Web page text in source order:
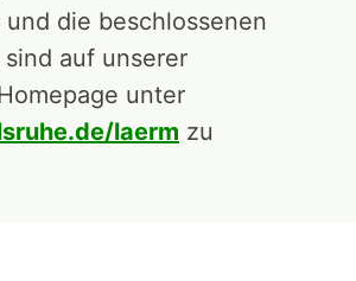
die beschlossenen
auf unserer
unter
laerm zu